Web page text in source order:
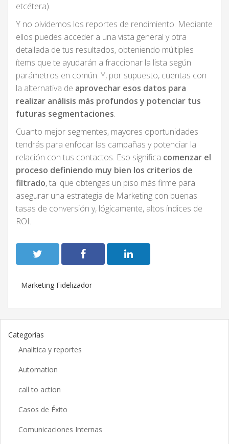
etcétera).
Y no olvidemos los reportes de rendimiento. Mediante
ellos puedes acceder a una vista general y otra
detallada de tus resultados, obteniendo múltiples
ítems que te ayudarán a fraccionar la lista según
parámetros en común. Y, por supuesto, cuentas con
la alternativa de aprovechar esos datos para
realizar análisis más profundos y potenciar tus
futuras segmentaciones.
Cuanto mejor segmentes, mayores oportunidades
tendrás para enfocar las campañas y potenciar la
relación con tus contactos. Eso significa comenzar el
proceso definiendo muy bien los criterios de
filtrado, tal que obtengas un piso más firme para
asegurar una estrategia de Marketing con buenas
tasas de conversión y, lógicamente, altos índices de
ROI.
Marketing Fidelizador
Categorías
Analítica y reportes
Automation
call to action
Casos de Éxito
Comunicaciones Internas